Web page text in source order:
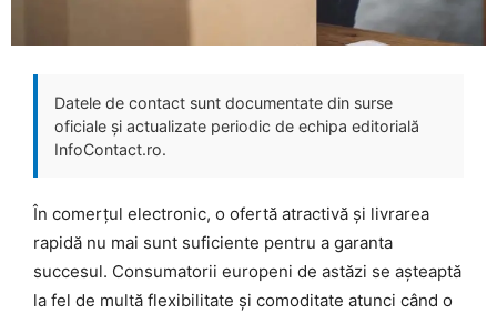
Datele de contact sunt documentate din surse
oficiale și actualizate periodic de echipa editorială
InfoContact.ro.
În comerțul electronic, o ofertă atractivă și livrarea
rapidă nu mai sunt suficiente pentru a garanta
succesul. Consumatorii europeni de astăzi se așteaptă
la fel de multă flexibilitate și comoditate atunci când o